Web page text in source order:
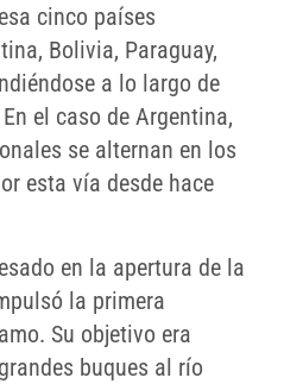
cinco países
Bolivia, Paraguay,
a lo largo de
el caso de Argentina,
se alternan en los
esta vía desde hace
en la apertura de la
la primera
Su objetivo era
buques al río